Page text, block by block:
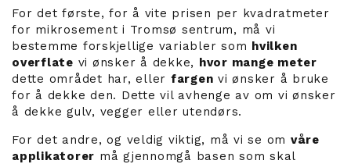
For det første, for å vite prisen per kvadratmeter
for mikrosement i Tromsø sentrum, må vi
bestemme forskjellige variabler som hvilken
overflate vi ønsker å dekke, hvor mange meter
dette området har, eller fargen vi ønsker å bruke
for å dekke den. Dette vil avhenge av om vi ønsker
å dekke gulv, vegger eller utendørs.
For det andre, og veldig viktig, må vi se om våre
applikatorer må gjennomgå basen som skal